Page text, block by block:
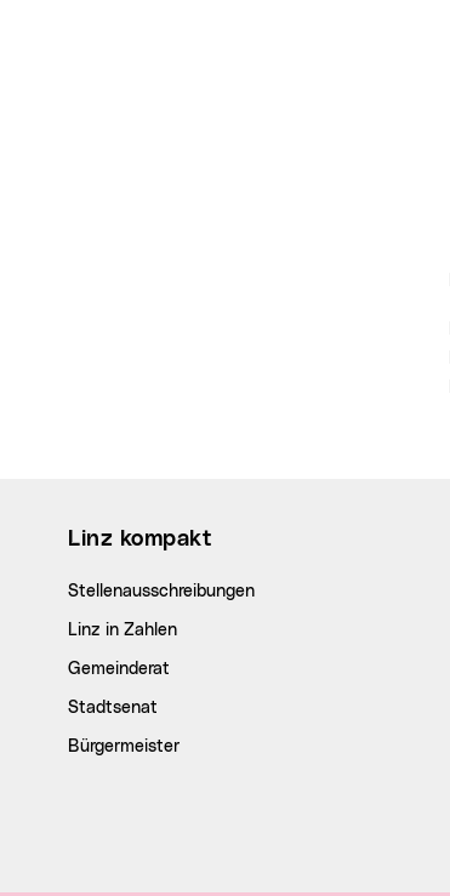
Linz kompakt
Stellenausschreibungen
Linz in Zahlen
Gemeinderat
Stadtsenat
Bürgermeister